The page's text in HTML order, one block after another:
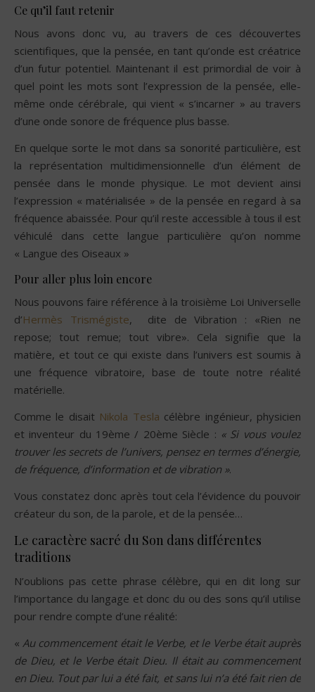
Ce qu’il faut retenir
Nous avons donc vu, au travers de ces découvertes
scientifiques, que la pensée, en tant qu’onde est créatrice
d’un futur potentiel. Maintenant il est primordial de voir à
quel point les mots sont l’expression de la pensée, elle-
même onde cérébrale, qui vient « s’incarner » au travers
d’une onde sonore de fréquence plus basse.
En quelque sorte le mot dans sa sonorité particulière, est
la représentation multidimensionnelle d’un élément de
pensée dans le monde physique. Le mot devient ainsi
l’expression « matérialisée » de la pensée en regard à sa
fréquence abaissée. Pour qu’il reste accessible à tous il est
véhiculé dans cette langue particulière qu’on nomme
« Langue des Oiseaux »
Pour aller plus loin encore
Nous pouvons faire référence à la troisième Loi Universelle
d’Hermès Trismégiste, dite de Vibration : «Rien ne
repose; tout remue; tout vibre». Cela signifie que la
matière, et tout ce qui existe dans l’univers est soumis à
une fréquence vibratoire, base de toute notre réalité
matérielle.
Comme le disait Nikola Tesla célèbre ingénieur, physicien
et inventeur du 19ème / 20ème Siècle : « Si vous voulez
trouver les secrets de l’univers, pensez en termes d’énergie,
de fréquence, d’information et de vibration ».
Vous constatez donc après tout cela l’évidence du pouvoir
créateur du son, de la parole, et de la pensée…
Le caractère sacré du Son dans différentes
traditions
N’oublions pas cette phrase célèbre, qui en dit long sur
l’importance du langage et donc du ou des sons qu’il utilise
pour rendre compte d’une réalité:
«Au commencement était le Verbe, et le Verbe était auprès
de Dieu, et le Verbe était Dieu. Il était au commencement
en Dieu. Tout par lui a été fait, et sans lui n’a été fait rien de